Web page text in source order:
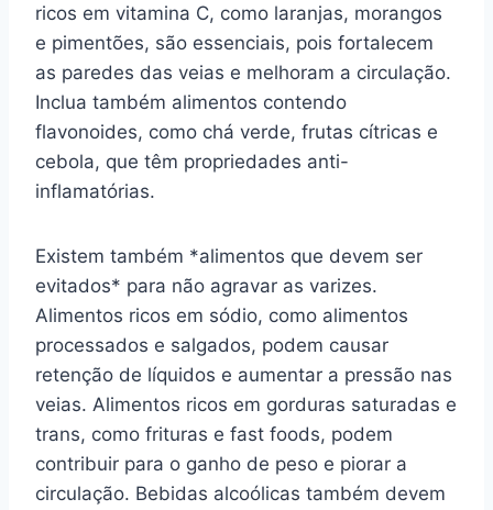
ricos em vitamina C, como laranjas, morangos
e pimentões, são essenciais, pois fortalecem
as paredes das veias e melhoram a circulação.
Inclua também alimentos contendo
flavonoides, como chá verde, frutas cítricas e
cebola, que têm propriedades anti-
inflamatórias.
Existem também *alimentos que devem ser
evitados* para não agravar as varizes.
Alimentos ricos em sódio, como alimentos
processados e salgados, podem causar
retenção de líquidos e aumentar a pressão nas
veias. Alimentos ricos em gorduras saturadas e
trans, como frituras e fast foods, podem
contribuir para o ganho de peso e piorar a
circulação. Bebidas alcoólicas também devem